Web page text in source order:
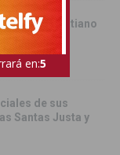
Bando Cristiano
de sus
Santas Justa y
en:4